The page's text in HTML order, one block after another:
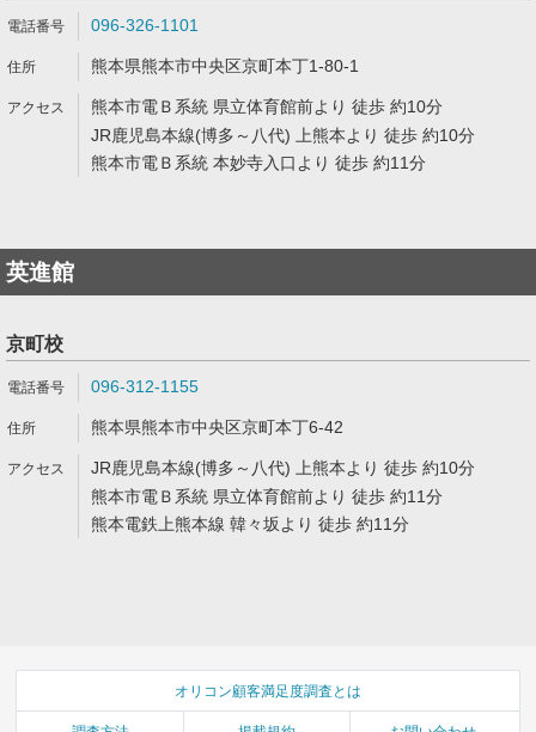
096-326-1101
熊本県熊本市中央区京町本丁1-80-1
熊本市電Ｂ系統 県立体育館前より 徒歩 約10分
JR鹿児島本線(博多～八代) 上熊本より 徒歩 約10分
熊本市電Ｂ系統 本妙寺入口より 徒歩 約11分
英進館
京町校
096-312-1155
熊本県熊本市中央区京町本丁6-42
JR鹿児島本線(博多～八代) 上熊本より 徒歩 約10分
熊本市電Ｂ系統 県立体育館前より 徒歩 約11分
熊本電鉄上熊本線 韓々坂より 徒歩 約11分
オリコン顧客満足度調査とは